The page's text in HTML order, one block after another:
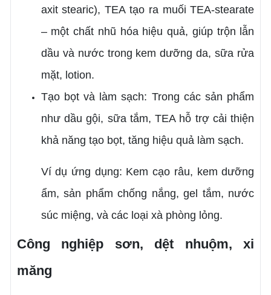
axit stearic), TEA tạo ra muối TEA-stearate
– một chất nhũ hóa hiệu quả, giúp trộn lẫn
dầu và nước trong kem dưỡng da, sữa rửa
mặt, lotion.
Tạo bọt và làm sạch: Trong các sản phẩm
như dầu gội, sữa tắm, TEA hỗ trợ cải thiện
khả năng tạo bọt, tăng hiệu quả làm sạch.
Ví dụ ứng dụng: Kem cạo râu, kem dưỡng
ẩm, sản phẩm chống nắng, gel tắm, nước
súc miệng, và các loại xà phòng lỏng.
Công nghiệp sơn, dệt nhuộm, xi
măng